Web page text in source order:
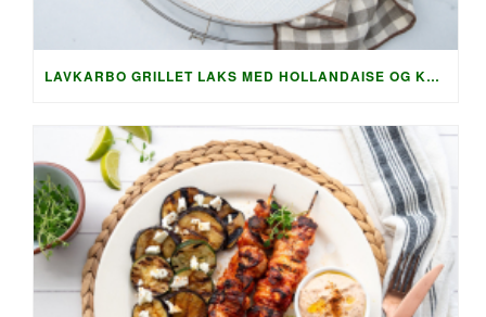
LAVKARBO GRILLET LAKS MED HOLLANDAISE OG KREMET AGURKSALAT